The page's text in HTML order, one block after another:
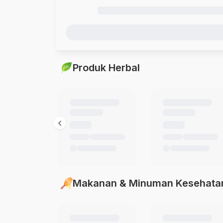
Produk Herbal
Makanan & Minuman